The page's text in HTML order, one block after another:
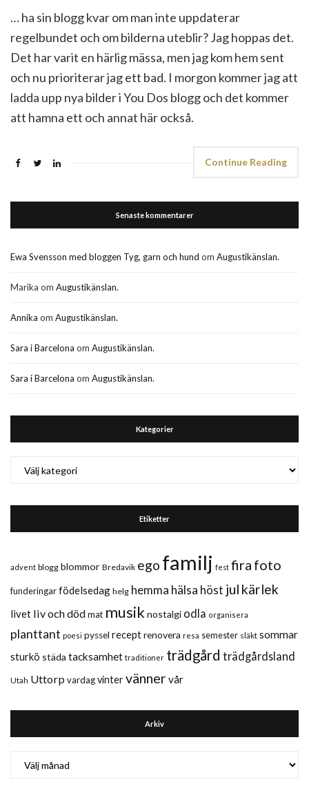
… ha sin blogg kvar om man inte uppdaterar
regelbundet och om bilderna uteblir? Jag hoppas det.
Det har varit en härlig mässa, men jag kom hem sent
och nu prioriterar jag ett bad. I morgon kommer jag att
ladda upp nya bilder i You Dos blogg och det kommer
att hamna ett och annat här också.
Continue Reading
Senaste kommentarer
Ewa Svensson med bloggen Tyg, garn och hund om Augustikänslan.
Marika om Augustikänslan.
Annika om Augustikänslan.
Sara i Barcelona om Augustikänslan.
Sara i Barcelona om Augustikänslan.
Kategorier
Etiketter
advent blogg blommor Bredavik ego familj fest fira foto
funderingarfödelsedag helg hemma hälsa höst jul kärlek
livet liv och dödmat musik nostalgi odla organisera
planttant poesi pyssel receptrenovera resa semester släkt sommar
sturkö städa tacksamhet traditioner trädgård trädgårdsland
Utah Uttorp vardagvintervänner vår
Arkiv